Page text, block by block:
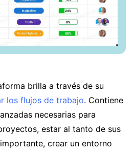
brilla a través de su
los flujos de trabajo. Contiene
necesarias para
estar al tanto de sus
crear un entorno